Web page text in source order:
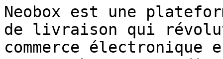
Neobox est une
de livraison qui
commerce